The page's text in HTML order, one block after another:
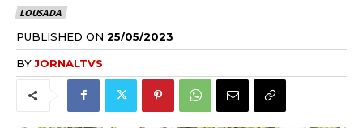
LOUSADA
PUBLISHED ON 25/05/2023
BYJORNALTVS